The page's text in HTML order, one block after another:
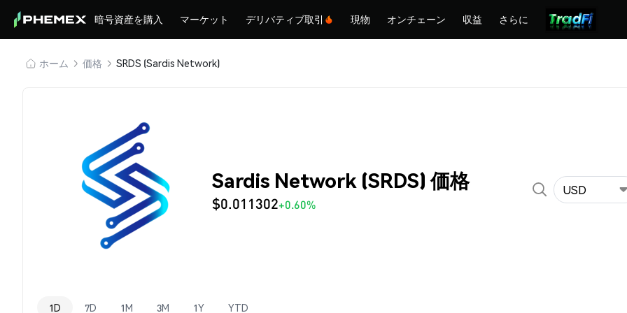
暗号資産を購入 マーケット デリバティブ取引 現物 オンチェーン 収益 さらに
ホーム 価格 SRDS (Sardis Network)
Sardis Network (SRDS) 価格
$0.011302+0.60%
USD
1D 7D 1M 3M 1Y YTD